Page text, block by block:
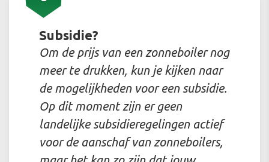
Subsidie?
Om de prijs van een zonneboiler nog
meer te drukken, kun je kijken naar
de mogelijkheden voor een subsidie.
Op dit moment zijn er geen
landelijke subsidieregelingen actief
voor de aanschaf van zonneboilers,